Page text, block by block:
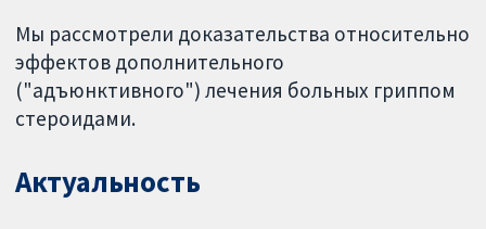
Мы рассмотрели доказательства относительно
эффектов дополнительного
("адъюнктивного") лечения больных гриппом
стероидами.
Актуальность